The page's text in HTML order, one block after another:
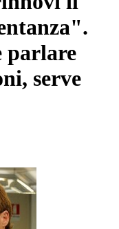
parlare
serve